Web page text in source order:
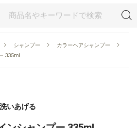
シャンプー
カラーヘアシャンプー
335ml
いあげる